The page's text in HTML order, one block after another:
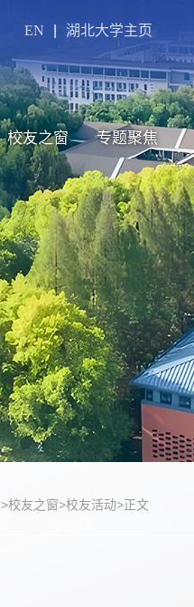
EN 湖北大学主页
校友之窗 专题聚焦
>校友之窗>校友活动>正文